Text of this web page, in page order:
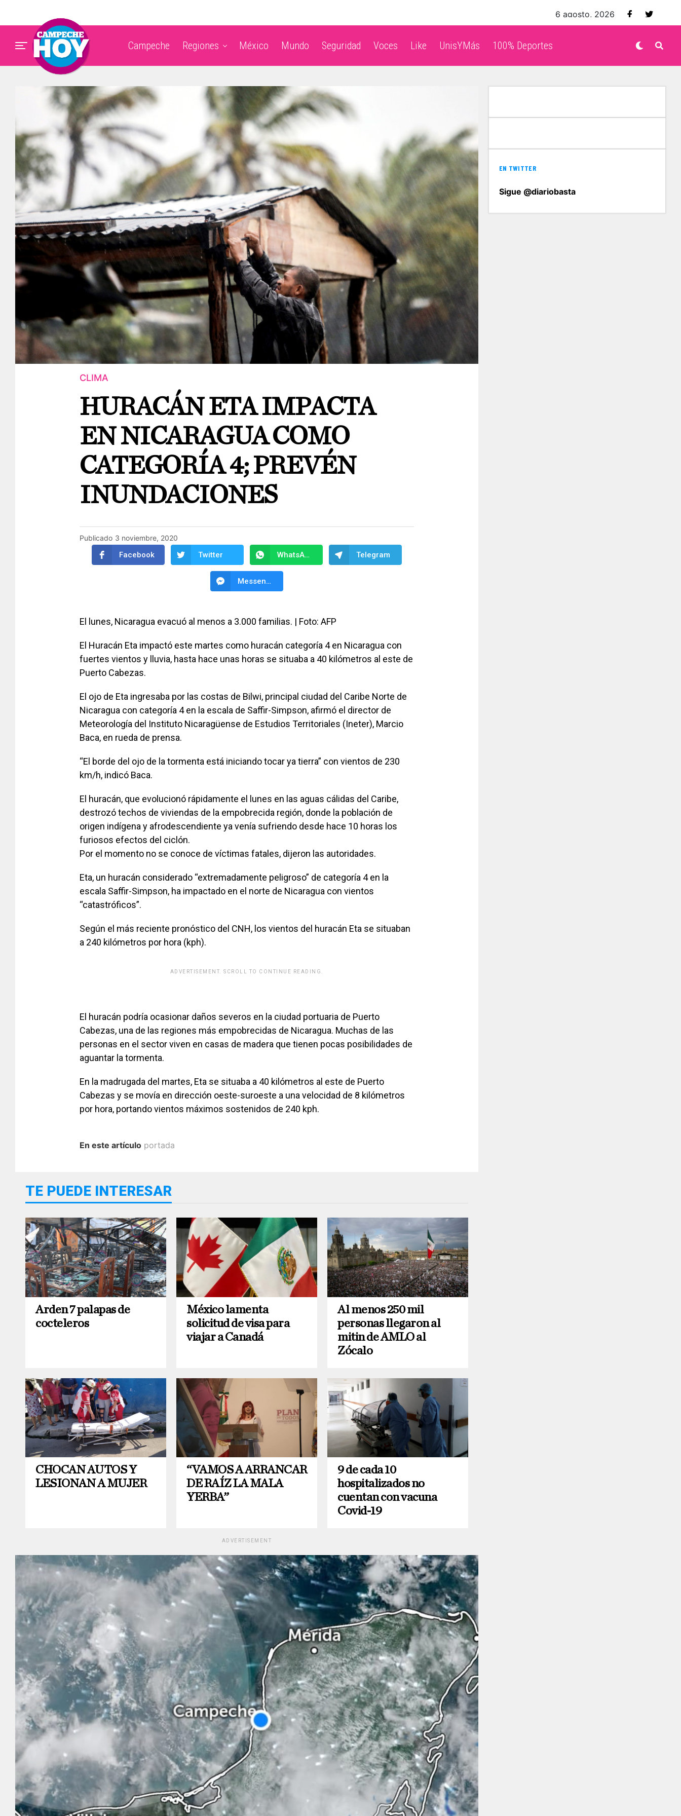
6 agosto, 2026
Campeche Regiones México Mundo Seguridad Voces Like UnisYMás 100% Deportes
CLIMA
HURACÁN ETA IMPACTA
EN NICARAGUA COMO
CATEGORÍA 4; PREVÉN
INUNDACIONES
Publicado 3 noviembre, 2020
Facebook Twitter WhatsApp Telegram
Messenger
El lunes, Nicaragua evacuó al menos a 3.000 familias. | Foto: AFP
El Huracán Eta impactó este martes como huracán categoría 4 en Nicaragua con
fuertes vientos y lluvia, hasta hace unas horas se situaba a 40 kilómetros al este de
Puerto Cabezas.
El ojo de Eta ingresaba por las costas de Bilwi, principal ciudad del Caribe Norte de
Nicaragua con categoría 4 en la escala de Saffir-Simpson, afirmó el director de
Meteorología del Instituto Nicaragüense de Estudios Territoriales (Ineter), Marcio
Baca, en rueda de prensa.
“El borde del ojo de la tormenta está iniciando tocar ya tierra” con vientos de 230
km/h, indicó Baca.
El huracán, que evolucionó rápidamente el lunes en las aguas cálidas del Caribe,
destrozó techos de viviendas de la empobrecida región, donde la población de
origen indígena y afrodescendiente ya venía sufriendo desde hace 10 horas los
furiosos efectos del ciclón.
Por el momento no se conoce de víctimas fatales, dijeron las autoridades.
Eta, un huracán considerado “extremadamente peligroso” de categoría 4 en la
escala Saffir-Simpson, ha impactado en el norte de Nicaragua con vientos
“catastróficos”.
Según el más reciente pronóstico del CNH, los vientos del huracán Eta se situaban
a 240 kilómetros por hora (kph).
ADVERTISEMENT. SCROLL TO CONTINUE READING.
El huracán podría ocasionar daños severos en la ciudad portuaria de Puerto
Cabezas, una de las regiones más empobrecidas de Nicaragua. Muchas de las
personas en el sector viven en casas de madera que tienen pocas posibilidades de
aguantar la tormenta.
En la madrugada del martes, Eta se situaba a 40 kilómetros al este de Puerto
Cabezas y se movía en dirección oeste-suroeste a una velocidad de 8 kilómetros
por hora, portando vientos máximos sostenidos de 240 kph.
En este artículo portada
TE PUEDE INTERESAR
Arden 7 palapas de
cocteleros
México lamenta
solicitud de visa para
viajar a Canadá
Al menos 250 mil
personas llegaron al
mitin de AMLO al
Zócalo
CHOCAN AUTOS Y
LESIONAN A MUJER
“VAMOS A ARRANCAR
DE RAÍZ LA MALA
YERBA”
9 de cada 10
hospitalizados no
cuentan con vacuna
Covid-19
ADVERTISEMENT
EN TWITTER
Sigue @diariobasta